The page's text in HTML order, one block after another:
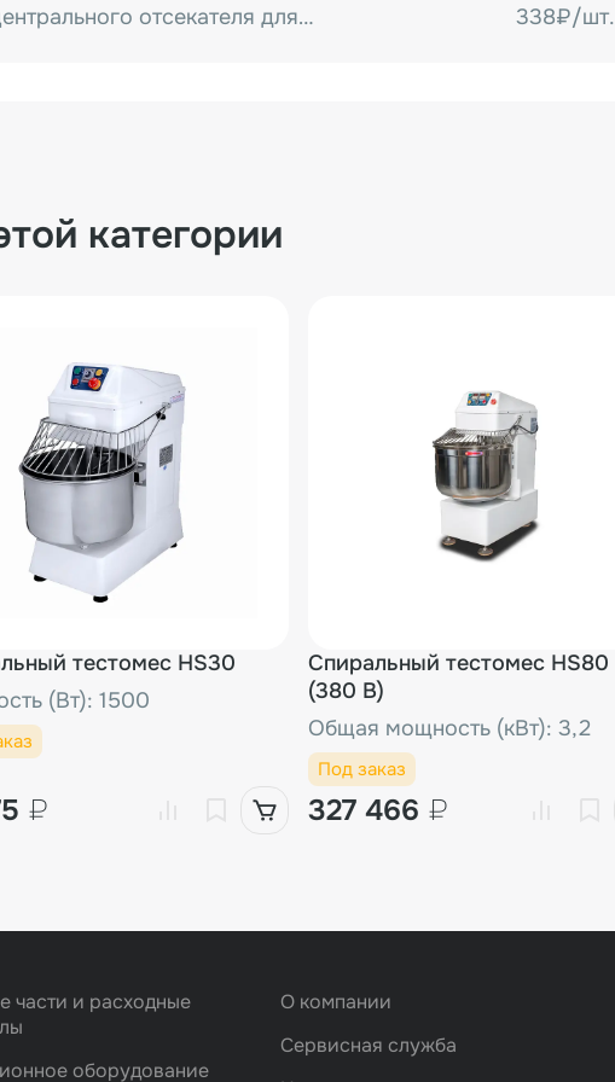
Скребок центрального отсекателя для тестомесов серии HS 338₽/шт.
категории
тестомес HS30
(Вт): 1500
₽
Спиральный тестомес HS80
(380 В)
Общая мощность (кВт): 3,2
Под заказ
327 466 ₽
части и расходные
оборудование
О компании
Сервисная служба